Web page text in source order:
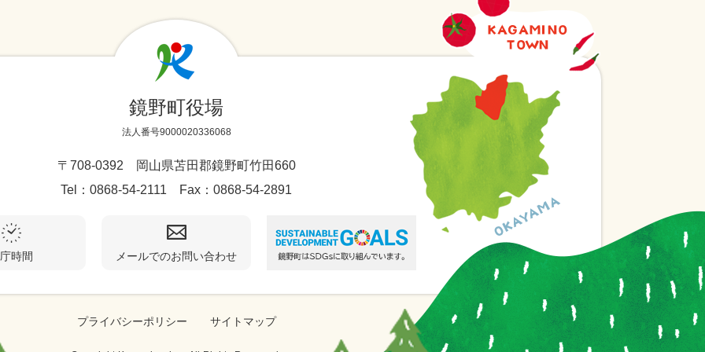
鏡野町役場
法人番号9000020336068
〒708-0392 岡山県苫田郡鏡野町竹田660
Tel：0868-54-2111 Fax：0868-54-2891
時間 メールでのお問い合わせ
プライバシーポリシー サイトマップ